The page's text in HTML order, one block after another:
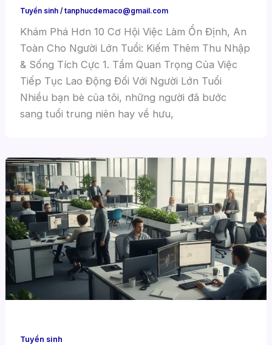
Tuyển sinh /tanphucdemaco@gmail.com
Khám Phá Hơn 10 Cơ Hội Việc Làm Ổn Định, An
Toàn Cho Người Lớn Tuổi: Kiếm Thêm Thu Nhập
& Sống Tích Cực 1. Tầm Quan Trọng Của Việc
Tiếp Tục Lao Động Đối Với Người Lớn Tuổi
Nhiều bạn bè của tôi, những người đã bước
sang tuổi trung niên hay về hưu,
Tuyển sinh